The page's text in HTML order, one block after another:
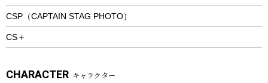
プレイグッズ
ウェルネス
ウェア、タオル
CSP（CAPTAIN STAG PHOTO）
CS＋
CHARACTER キャラクター